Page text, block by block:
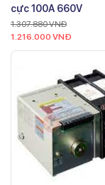
cực 100A 660V
1.307.880VNĐ
1.216.000 VNĐ